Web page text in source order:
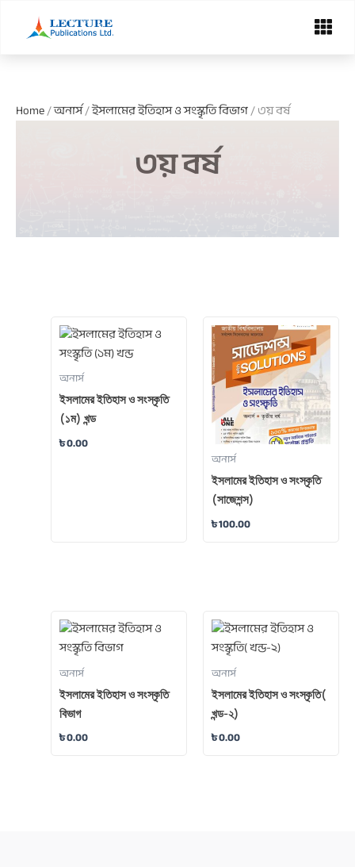
Menu
Home/অনার্স/ইসলামের ইতিহাস ও সংস্কৃতি বিভাগ/ ৩য় বর্ষ
৩য় বর্ষ
অনার্স
ইসলামের ইতিহাস ও সংস্কৃতি
(১ম) খন্ড
৳0.00
অনার্স
ইসলামের ইতিহাস ও সংস্কৃতি
(সাজেশন্স)
৳100.00
অনার্স
ইসলামের ইতিহাস ও সংস্কৃতি
বিভাগ
৳0.00
অনার্স
ইসলামের ইতিহাস ও সংস্কৃতি(
খন্ড-২)
৳0.00